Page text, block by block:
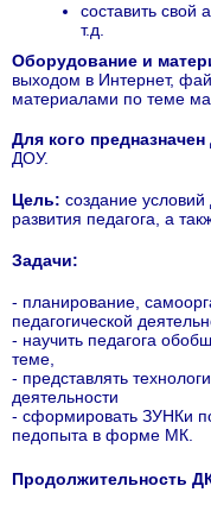
составить свой
т.д.
Оборудование и
выходом в Интернет,
материалами по теме
Для кого
ДОУ.
Цель: создание
развития педагога, а
Задачи:
- планирование,
педагогической
- научить педагога
теме,
- представлять
деятельности
- сформировать ЗУНКи
педопыта в форме МК.
Продолжительность